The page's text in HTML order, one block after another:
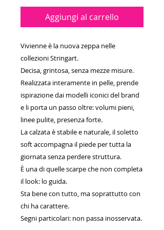
Aggiungi al carrello
Vivienne è la nuova zeppa nelle
collezioni Stringart.
Decisa, grintosa, senza mezze misure.
Realizzata interamente in pelle, prende
ispirazione dai modelli iconici del brand
e li porta un passo oltre: volumi pieni,
linee pulite, presenza forte.
La calzata è stabile e naturale, il soletto
soft accompagna il piede per tutta la
giornata senza perdere struttura.
È una di quelle scarpe che non completa
il look: lo guida.
Sta bene con tutto, ma soprattutto con
chi ha carattere.
Segni particolari: non passa inosservata.